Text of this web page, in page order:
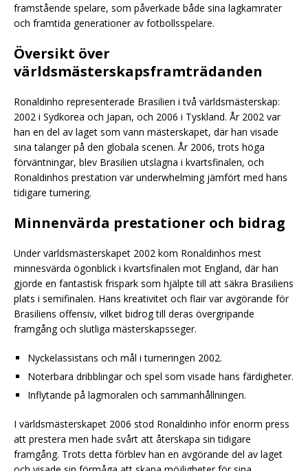
framstående spelare, som påverkade både sina lagkamrater
och framtida generationer av fotbollsspelare.
Översikt över
världsmästerskapsframträdanden
Ronaldinho representerade Brasilien i två världsmästerskap:
2002 i Sydkorea och Japan, och 2006 i Tyskland. År 2002 var
han en del av laget som vann mästerskapet, där han visade
sina talanger på den globala scenen. År 2006, trots höga
förväntningar, blev Brasilien utslagna i kvartsfinalen, och
Ronaldinhos prestation var underwhelming jämfört med hans
tidigare turnering.
Minnenvärda prestationer och bidrag
Under världsmästerskapet 2002 kom Ronaldinhos mest
minnesvärda ögonblick i kvartsfinalen mot England, där han
gjorde en fantastisk frispark som hjälpte till att säkra Brasiliens
plats i semifinalen. Hans kreativitet och flair var avgörande för
Brasiliens offensiv, vilket bidrog till deras övergripande
framgång och slutliga mästerskapsseger.
Nyckelassistans och mål i turneringen 2002.
Noterbara dribblingar och spel som visade hans färdigheter.
Inflytande på lagmoralen och sammanhållningen.
I världsmästerskapet 2006 stod Ronaldinho inför enorm press
att prestera men hade svårt att återskapa sin tidigare
framgång. Trots detta förblev han en avgörande del av laget